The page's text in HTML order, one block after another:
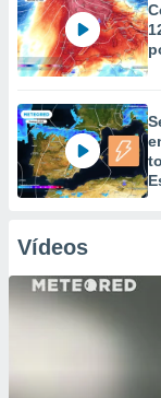
Vídeos